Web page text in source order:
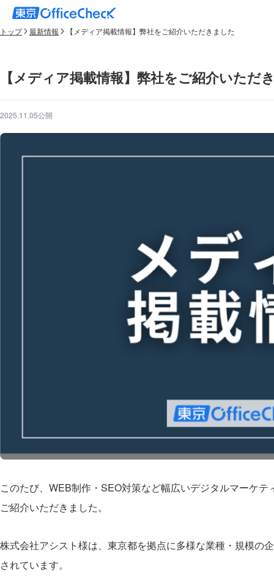
トップ 最新情報 【メディア掲載情報】弊社をご紹介いただきました
【メディア掲載情報】弊社をご紹介いただ
2025.11.05公開
このたび、WEB制作・SEO対策など幅広いデジタルマーケテ
ご紹介いただきました。
株式会社アシスト様は、東京都を拠点に多様な業種・規模の
されています。